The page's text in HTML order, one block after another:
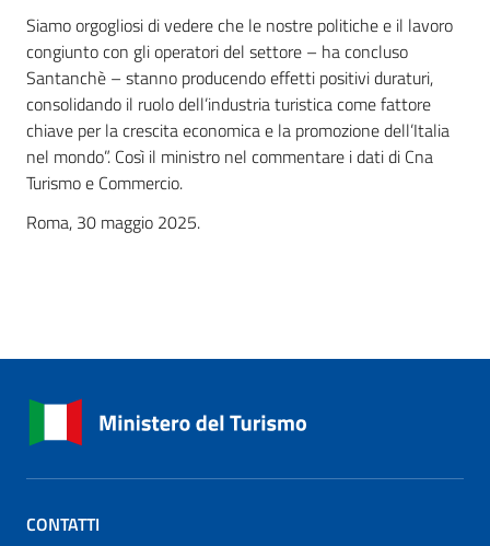
Siamo orgogliosi di vedere che le nostre politiche e il lavoro
congiunto con gli operatori del settore – ha concluso
Santanchè – stanno producendo effetti positivi duraturi,
consolidando il ruolo dell’industria turistica come fattore
chiave per la crescita economica e la promozione dell’Italia
nel mondo”. Così il ministro nel commentare i dati di Cna
Turismo e Commercio.
Roma, 30 maggio 2025.
CONTATTI